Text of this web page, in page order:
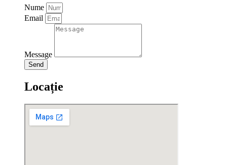
Nume
Email
Message
Send
Locație